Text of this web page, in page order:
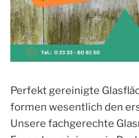
Perfekt gereinigte
formen wesentlich den
Unsere fachgerechte